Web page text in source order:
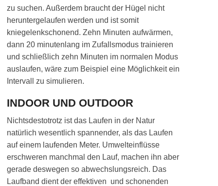
zu suchen. Außerdem braucht der Hügel nicht
heruntergelaufen werden und ist somit
kniegelenkschonend. Zehn Minuten aufwärmen,
dann 20 minutenlang im Zufallsmodus trainieren
und schließlich zehn Minuten im normalen Modus
auslaufen, wäre zum Beispiel eine Möglichkeit ein
Intervall zu simulieren.
INDOOR UND OUTDOOR
Nichtsdestotrotz ist das Laufen in der Natur
natürlich wesentlich spannender, als das Laufen
auf einem laufenden Meter. Umwelteinflüsse
erschweren manchmal den Lauf, machen ihn aber
gerade deswegen so abwechslungsreich. Das
Laufband dient der effektiven und schonenden